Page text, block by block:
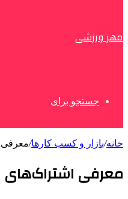
مهر ورزشی
جستجو برای
خانه/بازار و کسب کارها/معرفی
معرفی اشتراک‌های